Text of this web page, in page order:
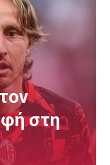
στη